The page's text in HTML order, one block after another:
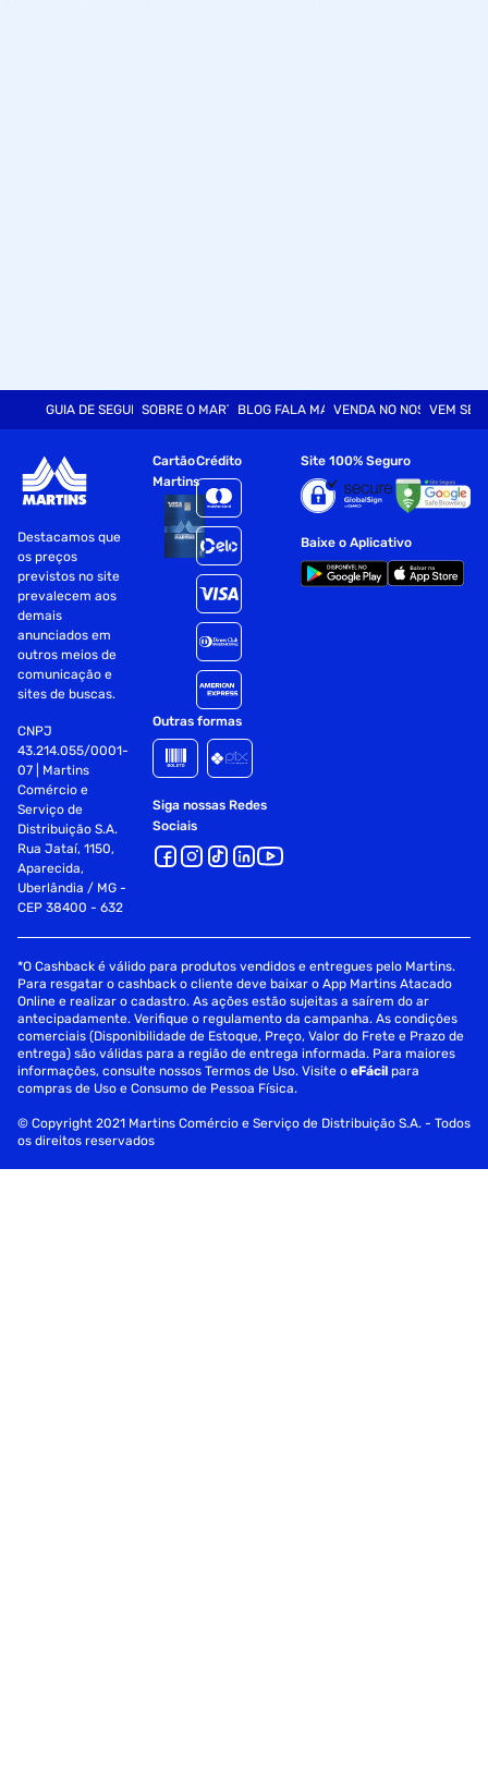
GUIA DE SEGURANÇASOBRE O MARTINSBLOG FALA MARTVENDA NO NOSSO SITE
VEM SER
Destacamos que
os preços
previstos no site
prevalecem aos
demais
anunciados em
outros meios de
comunicação e
sites de buscas.
CNPJ
43.214.055/0001-
07 | Martins
Comércio e
Serviço de
Distribuição S.A.
Rua Jataí, 1150,
Aparecida,
Uberlândia / MG -
CEP 38400 - 632
Cartão
Martins
Crédito
Outras formas
Siga nossas Redes
Sociais
Site 100% Seguro
Baixe o Aplicativo
*O Cashback é válido para produtos vendidos e entregues pelo Martins.
Para resgatar o cashback o cliente deve baixar o App Martins Atacado
Online e realizar o cadastro. As ações estão sujeitas a saírem do ar
antecipadamente. Verifique o regulamento da campanha. As condições
comerciais (Disponibilidade de Estoque, Preço, Valor do Frete e Prazo de
entrega) são válidas para a região de entrega informada. Para maiores
informações, consulte nossos Termos de Uso. Visite oeFácil para
compras de Uso e Consumo de Pessoa Física.
© Copyright 2021 Martins Comércio e Serviço de Distribuição S.A. - Todos
os direitos reservados